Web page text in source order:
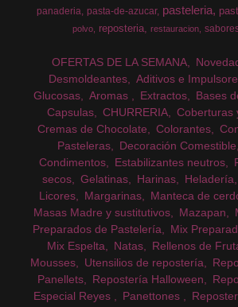
panaderia pasta-de-azucar pasteleria
polvo
reposteria restauracion
OFERTAS DE LA SEMANA
Desmoldeantes
Aditivos e
Glucosas
Aromas Extractos Bases
Capsulas
CHURRERIA
Coberturas
Cremas de Chocolate
Colorantes
Pasteleras
Decoración Comestible
Condimentos
Estabilizantes neutros
secos
Gelatinas Harinas Heladería
Licores
Margarinas Manteca de
Masas Madre y sustitutivos
Mazapan
Preparados de Pastelería
Mix
Mix Espelta
Natas Rellenos de
Mousses
Utensilios de repostería
Panellets
Repostería Halloween
Especial Reyes
Panettones